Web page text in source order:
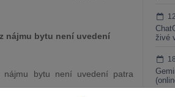
nájmu bytu není uvedení
nájmu bytu není uvedení patra
živé